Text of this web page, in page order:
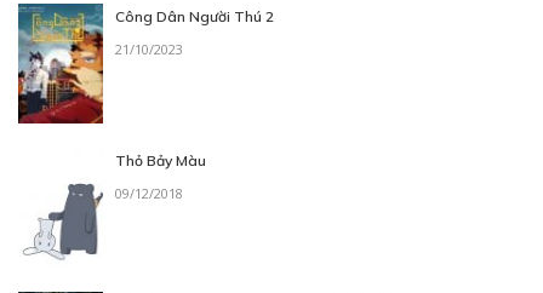
Công Dân Người Thú 2
21/10/2023
Thỏ Bảy Màu
09/12/2018